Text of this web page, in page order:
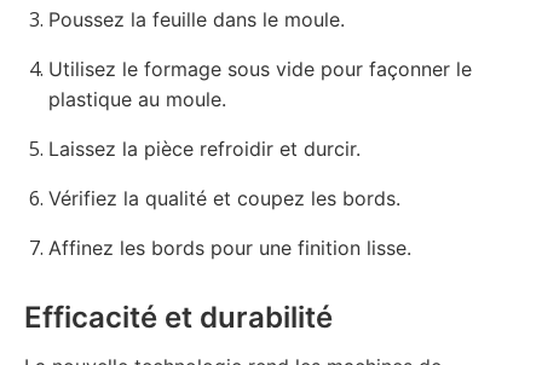
Poussez la feuille dans le moule.
Utilisez le formage sous vide pour façonner le
plastique au moule.
Laissez la pièce refroidir et durcir.
Vérifiez la qualité et coupez les bords.
Affinez les bords pour une finition lisse.
Efficacité et durabilité